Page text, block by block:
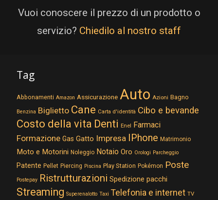
Vuoi conoscere il prezzo di un prodotto o
servizio? Chiedilo al nostro staff
Tag
Abbonamenti Amazon Assicurazione Auto Azioni Bagno
Benzina Biglietto Cane Carta d'identità Cibo e bevande
Costo della vita Denti Enel Farmaci
Formazione Gas Gatto Impresa IPhone Matrimonio
Moto e Motorini Noleggio Notaio Oro Orologi Parcheggio
Patente Pellet Piercing Piscina Play Station Pokémon Poste
Postepay Ristrutturazioni Spedizione pacchi
Streaming Superenalotto Taxi Telefonia e internet TV